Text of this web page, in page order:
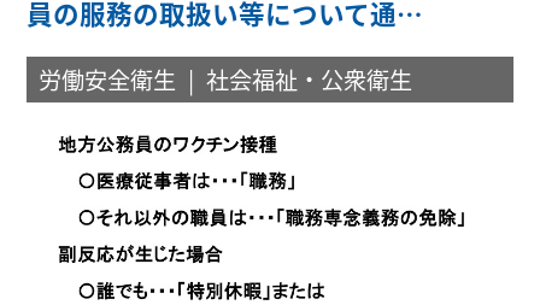
員の服務の取扱い等について通…
労働安全衛生 社会福祉・公衆衛生